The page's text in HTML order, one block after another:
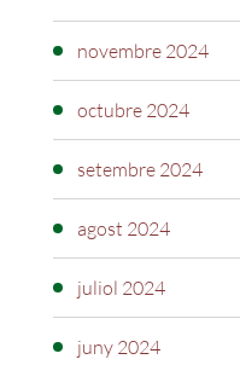
novembre 2024
octubre 2024
setembre 2024
agost 2024
juliol 2024
juny 2024